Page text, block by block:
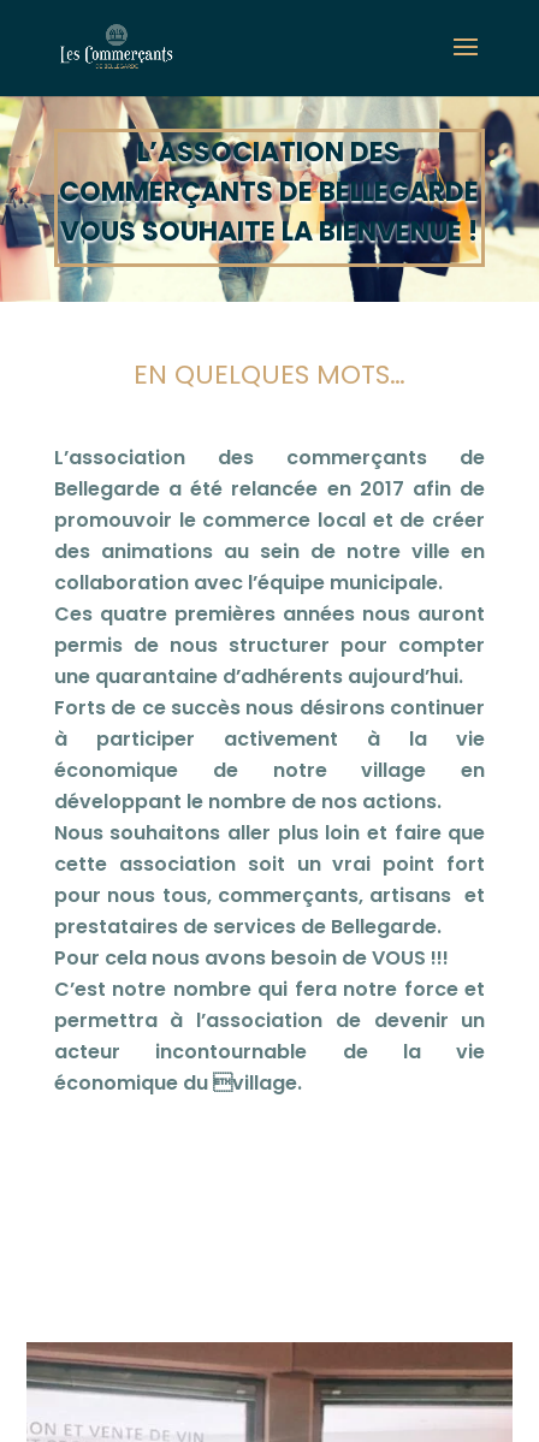
L’ASSOCIATION DES
COMMERÇANTS DE BELLEGARDE
VOUS SOUHAITE LABIENVENUE !
EN QUELQUES MOTS…
L’association des commerçants de
Bellegarde a été relancée en 2017 afin de
promouvoir le commerce local et de créer
des animations au sein de notre ville en
collaboration avec l’équipe municipale.
Ces quatre premières années nous auront
permis de nous structurer pour compter
une quarantaine d’adhérents aujourd’hui.
Forts de ce succès nous désirons continuer
à participer activement à la vie
économique de notre village en
développant le nombre de nos actions.
Nous souhaitons aller plus loin et faire que
cette association soit un vrai point fort
pour nous tous, commerçants, artisans et
prestataires de services de Bellegarde.
Pour cela nous avons besoin de VOUS !!!
C’est notre nombre qui fera notre force et
permettra à l’association de devenir un
acteur incontournable de la vie
économique du village.